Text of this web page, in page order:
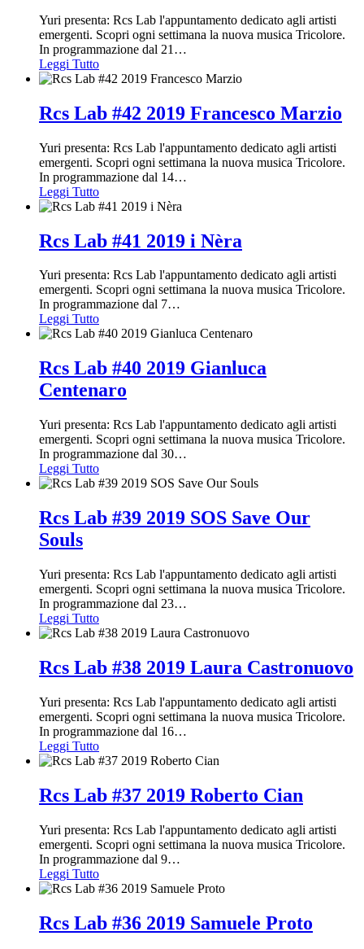
Yuri presenta: Rcs Lab l'appuntamento dedicato agli artisti
emergenti. Scopri ogni settimana la nuova musica Tricolore.
In programmazione dal 21 …
Leggi Tutto
Rcs Lab #42 2019 Francesco Marzio
Yuri presenta: Rcs Lab l'appuntamento dedicato agli artisti
emergenti. Scopri ogni settimana la nuova musica Tricolore.
In programmazione dal 14…
Leggi Tutto
Rcs Lab #41 2019 i Nèra
Yuri presenta: Rcs Lab l'appuntamento dedicato agli artisti
emergenti. Scopri ogni settimana la nuova musica Tricolore.
In programmazione dal 7…
Leggi Tutto
Rcs Lab #40 2019 Gianluca
Centenaro
Yuri presenta: Rcs Lab l'appuntamento dedicato agli artisti
emergenti. Scopri ogni settimana la nuova musica Tricolore.
In programmazione dal 30…
Leggi Tutto
Rcs Lab #39 2019 SOS Save Our
Souls
Yuri presenta: Rcs Lab l'appuntamento dedicato agli artisti
emergenti. Scopri ogni settimana la nuova musica Tricolore.
In programmazione dal 23…
Leggi Tutto
Rcs Lab #38 2019 Laura Castronuovo
Yuri presenta: Rcs Lab l'appuntamento dedicato agli artisti
emergenti. Scopri ogni settimana la nuova musica Tricolore.
In programmazione dal 16…
Leggi Tutto
Rcs Lab #37 2019 Roberto Cian
Yuri presenta: Rcs Lab l'appuntamento dedicato agli artisti
emergenti. Scopri ogni settimana la nuova musica Tricolore.
In programmazione dal 9…
Leggi Tutto
Rcs Lab #36 2019 Samuele Proto